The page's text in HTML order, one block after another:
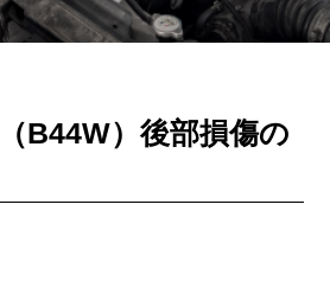
B44W）後部損傷の